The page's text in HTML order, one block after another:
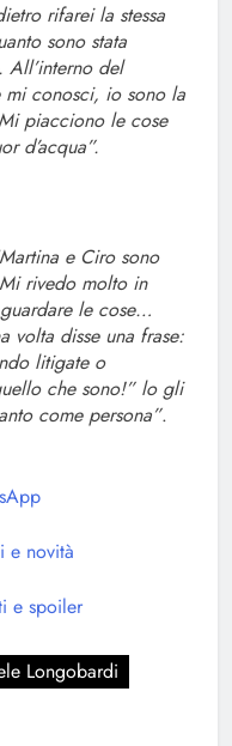
rifarei la stessa
sono stata
All’interno del
mi conosci, io sono la
piacciono le cose
d’acqua”.
e Ciro sono
rivedo molto in
le cose…
volta disse una frase:
litigate o
che sono!” lo gli
come persona”.
e novità
e spoiler
Longobardi